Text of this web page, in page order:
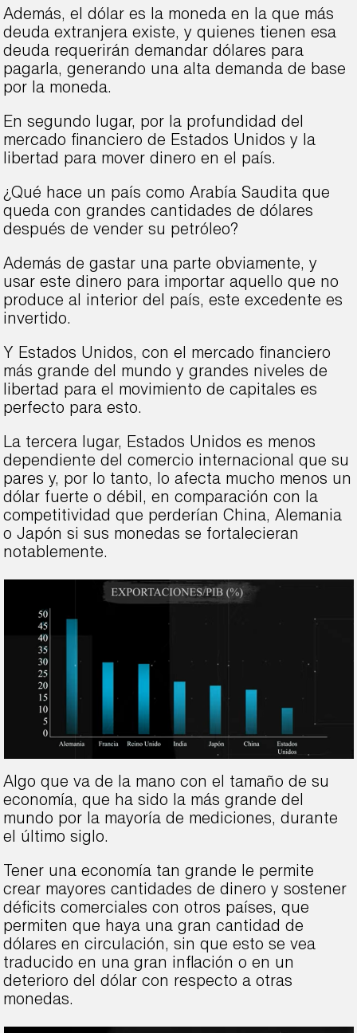
Además, el dólar es la moneda en la que más
deuda extranjera existe, y quienes tienen esa
deuda requerirán demandar dólares para
pagarla, generando una alta demanda de base
por la moneda.
En segundo lugar, por la profundidad del
mercado financiero de Estados Unidos y la
libertad para mover dinero en el país.
¿Qué hace un país como Arabía Saudita que
queda con grandes cantidades de dólares
después de vender su petróleo?
Además de gastar una parte obviamente, y
usar este dinero para importar aquello que no
produce al interior del país, este excedente es
invertido.
Y Estados Unidos, con el mercado financiero
más grande del mundo y grandes niveles de
libertad para el movimiento de capitales es
perfecto para esto.
La tercera lugar, Estados Unidos es menos
dependiente del comercio internacional que su
pares y, por lo tanto, lo afecta mucho menos un
dólar fuerte o débil, en comparación con la
competitividad que perderían China, Alemania
o Japón si sus monedas se fortalecieran
notablemente.
Algo que va de la mano con el tamaño de su
economía, que ha sido la más grande del
mundo por la mayoría de mediciones, durante
el último siglo.
Tener una economía tan grande le permite
crear mayores cantidades de dinero y sostener
déficits comerciales con otros países, que
permiten que haya una gran cantidad de
dólares en circulación, sin que esto se vea
traducido en una gran inflación o en un
deterioro del dólar con respecto a otras
monedas.